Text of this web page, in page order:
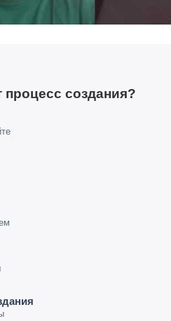
процесс создания?